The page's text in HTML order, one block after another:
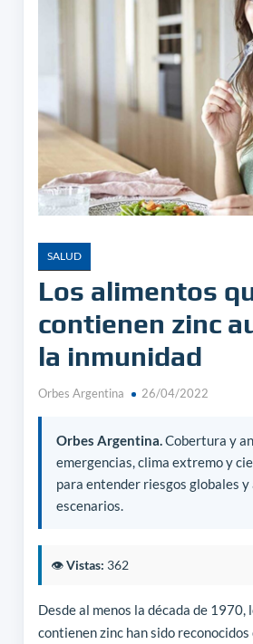
SALUD
Los alimentos
contienen zinc
la inmunidad
Orbes Argentina 26/04/2022
Orbes Argentina.Cobertura y
emergencias, clima extremo y
para entender riesgos globales
escenarios.
👁️Vistas: 362
Desde al menos la década de 1970,
contienen zinc han sido